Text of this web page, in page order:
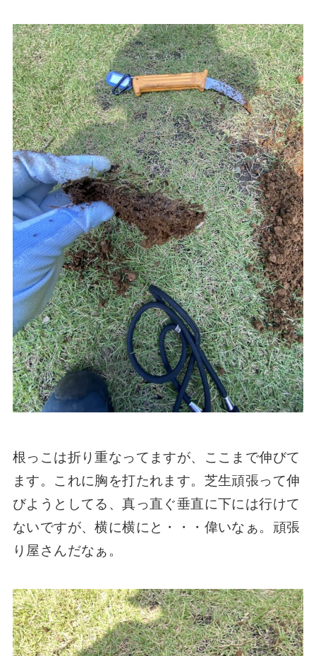
根っこは折り重なってますが、ここまで伸びて
ます。これに胸を打たれます。芝生頑張って伸
びようとしてる、真っ直ぐ垂直に下には行けて
ないですが、横に横にと・・・偉いなぁ。頑張
り屋さんだなぁ。